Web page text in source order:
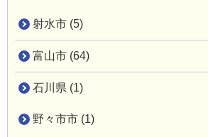
射水市 (5)
富山市 (64)
石川県 (1)
野々市市 (1)